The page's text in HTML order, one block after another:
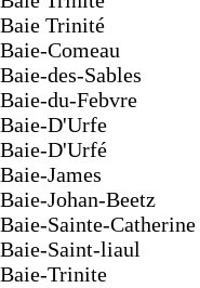
Baie Trinité
Baie-Comeau
Baie-des-Sables
Baie-du-Febvre
Baie-D'Urfe
Baie-D'Urfé
Baie-James
Baie-Johan-Beetz
Baie-Sainte-Catherine
Baie-Saint-liaul
Baie-Trinite